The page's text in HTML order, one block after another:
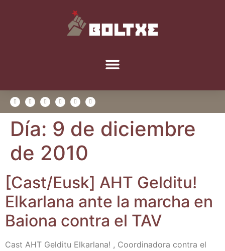
Día: 9 de diciembre
de 2010
[Cast/​Eusk] AHT Gel­di­tu!
Elkar­la­na ante la mar­cha en
Baio­na con­tra el TAV
Cast AHT Gel­di­tu Elkar­la­na! , Coor­di­na­do­ra con­tra el